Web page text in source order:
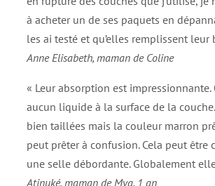
à acheter un de ses paquets en
les ai testé et qu’elles remplissent leur
Anne Elisabeth, maman de Coline
« Leur absorption est impressionnante.
aucun liquide à la surface de la
bien taillées mais la couleur marron
peut prêter à confusion. Cela peut être
une selle débordante. Globalement
Atinuké, maman de Mya, 1 an